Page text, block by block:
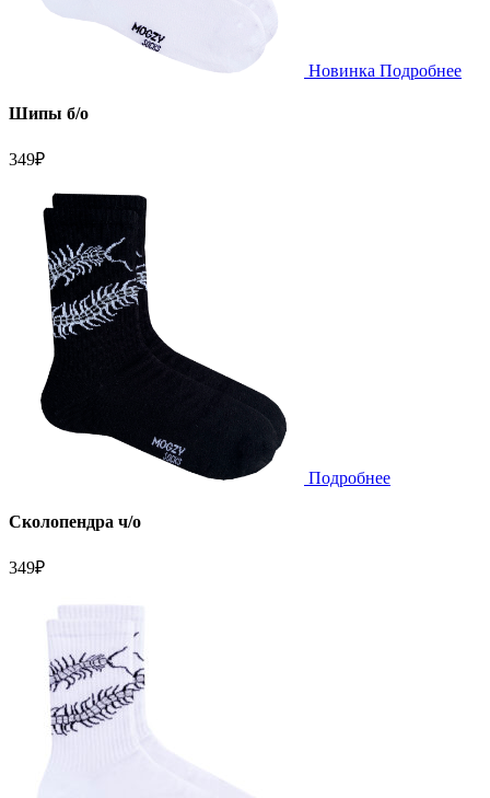
Новинка Подробнее
Шипы б/о
349₽
Подробнее
Сколопендра ч/о
349₽